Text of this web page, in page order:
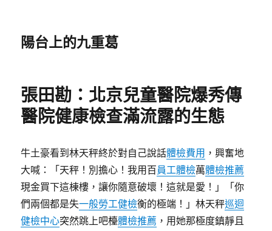
陽台上的九重葛
張田勘：北京兒童醫院爆秀傳
醫院健康檢查滿流露的生態
牛土豪看到林天秤終於對自己說話體檢費用 ，興奮地
大喊：「天秤！別擔心！我用百員工體檢萬體檢推薦
現金買下這棟樓，讓你隨意破壞！這就是愛！」「你
們兩個都是失一般勞工健檢衡的極端！」林天秤巡迴
健檢中心突然跳上吧檯體檢推薦 ，用她那極度鎮靜且